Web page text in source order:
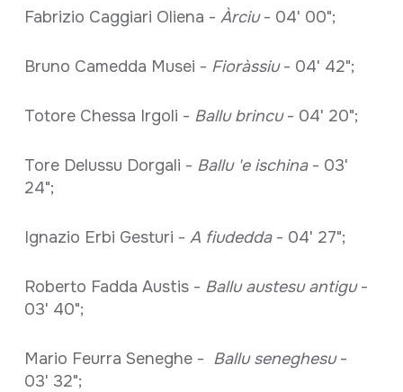
Fabrizio Caggiari Oliena - Àrciu- 04' 00";
Bruno Camedda Musei - Fioràssiu- 04' 42";
Totore Chessa Irgoli - Ballu brincu- 04' 20";
Tore Delussu Dorgali - Ballu 'e ischina- 03'
24";
Ignazio Erbi Gesturi - A fiudedda- 04' 27";
Roberto Fadda Austis - Ballu austesu antigu-
03' 40";
Mario Feurra Seneghe - Ballu seneghesu-
03' 32";